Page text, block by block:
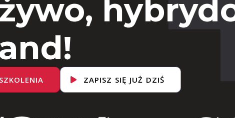
ZAPISZ SIĘ JUŻ DZIŚ